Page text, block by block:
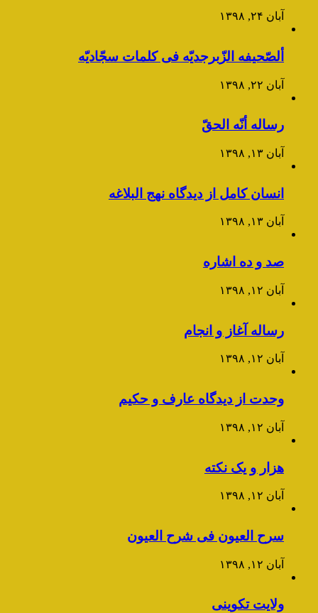
آبان ۲۴, ۱۳۹۸
ألصّحیفه الزّبرجدیّه فی کلمات سجّادیّه
آبان ۲۲, ۱۳۹۸
رساله أنّه الحقّ
آبان ۱۳, ۱۳۹۸
انسان کامل از دیدگاه نهج البلاغه
آبان ۱۳, ۱۳۹۸
صد و ده اشاره
آبان ۱۲, ۱۳۹۸
رساله آغاز و انجام
آبان ۱۲, ۱۳۹۸
وحدت از دیدگاه عارف و حکیم
آبان ۱۲, ۱۳۹۸
هزار و یک نکته
آبان ۱۲, ۱۳۹۸
سرح العیون فی شرح العیون
آبان ۱۲, ۱۳۹۸
ولایت تکوینی